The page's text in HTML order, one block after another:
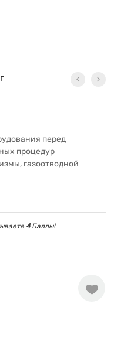
перед
процедур
газоотводной
4Баллы!